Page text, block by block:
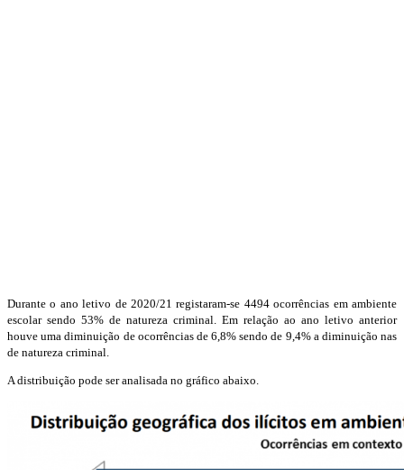
Durante o ano letivo de 2020/21 registaram-se 4494 ocorrências em ambiente
escolar sendo 53% de natureza criminal. Em relação ao ano letivo anterior
houve uma diminuição de ocorrências de 6,8% sendo de 9,4% a diminuição nas
de natureza criminal.
A distribuição pode ser analisada no gráfico abaixo.